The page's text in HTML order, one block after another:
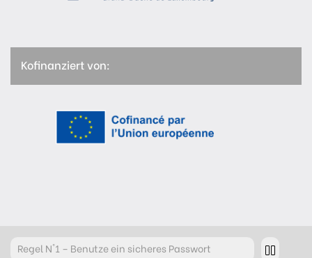
Kofinanziert von:
Regel N°2 – Überdenke jeden deiner Klicks